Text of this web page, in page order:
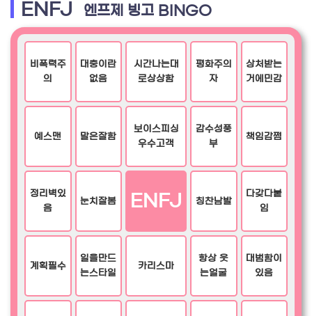
ENFJ 엔프제 빙고 BINGO
비폭력주
의
대충이란
없음
시간나는대
로상상함
평화주의
자
상처받는
거에민감
예스맨 말은잘함
보이스피싱
우수고객
감수성풍
부
책임감쩜
정리벽있
음
눈치잘봄 ENFJ 칭찬남발
다갖다붙
임
계획필수
일을만드
는스타일
카리스마
항상 웃
는얼굴
대범함이
있음